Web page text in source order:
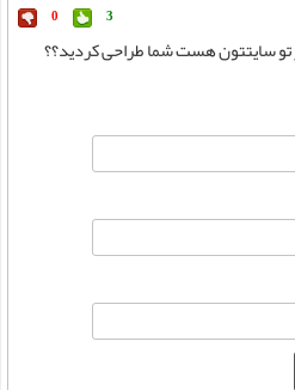
3
0
سایتتون هست شما طراحی کردید؟؟